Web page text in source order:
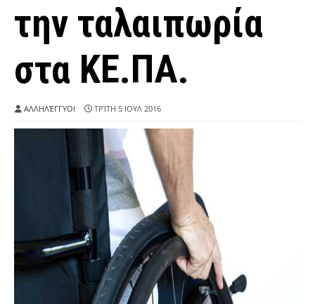
την ταλαιπωρία
στα ΚΕ.ΠΑ.
ΑΛΛΗΛΈΓΓΥΟΙ ΤΡΊΤΗ 5 ΙΟΥΛ 2016